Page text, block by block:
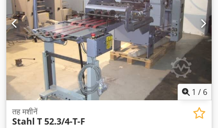
1 / 6
तह मशीनें
Stahl T 52.3/4-T-F